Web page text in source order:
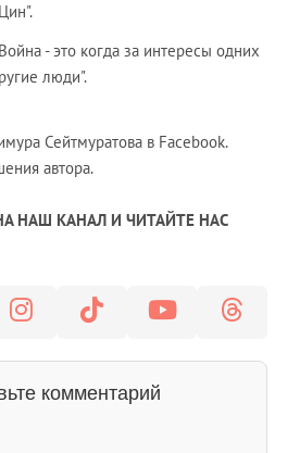
- это когда за интересы одних
люди".
Сейтмуратова в Facebook.
автора.
НАШ КАНАЛ И ЧИТАЙТЕ НАС
комментарий